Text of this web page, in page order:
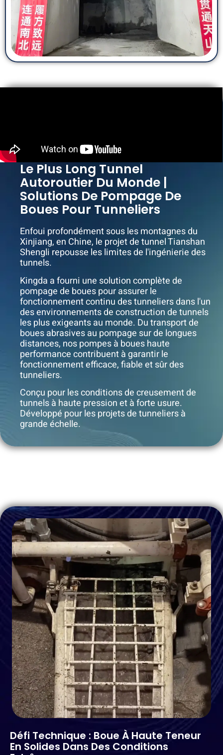
Le Plus Long Tunnel
Autoroutier Du Monde |
Solutions De Pompage De
Boues Pour Tunneliers
Enfoui profondément sous les montagnes du
Xinjiang, en Chine, le projet de tunnel Tianshan
Shengli repousse les limites de l'ingénierie des
tunnels.
Kingda a fourni une solution complète de
pompage de boues pour assurer le
fonctionnement continu des tunneliers dans l'un
des environnements de construction de tunnels
les plus exigeants au monde. Du transport de
boues abrasives au pompage sur de longues
distances, nos pompes à boues haute
performance contribuent à garantir le
fonctionnement efficace, fiable et sûr des
tunneliers.
Conçu pour les conditions de creusement de
tunnels à haute pression et à forte usure.
Développé pour les projets de tunneliers à
grande échelle.
Défi Technique : Boue À Haute Teneur
En Solides Dans Des Conditions